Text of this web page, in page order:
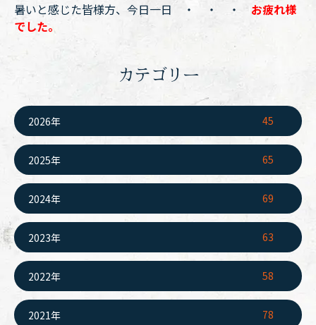
暑いと感じた皆様方、今日一日 ・ ・ ・ お疲れ様
でした。
カテゴリー
2026年 45
2025年 65
2024年 69
2023年 63
2022年 58
2021年 78